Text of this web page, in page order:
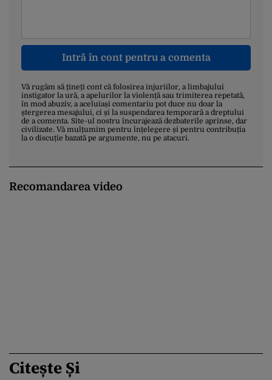
Intră în cont pentru a comenta
Vă rugăm să țineți cont că folosirea injuriilor, a limbajului
instigator la ură, a apelurilor la violență sau trimiterea repetată,
în mod abuziv, a aceluiași comentariu pot duce nu doar la
ștergerea mesajului, ci și la suspendarea temporară a dreptului
de a comenta. Site-ul nostru încurajează dezbaterile aprinse, dar
civilizate. Vă mulțumim pentru înțelegere și pentru contribuția
la o discuție bazată pe argumente, nu pe atacuri.
Recomandarea video
Citește Și